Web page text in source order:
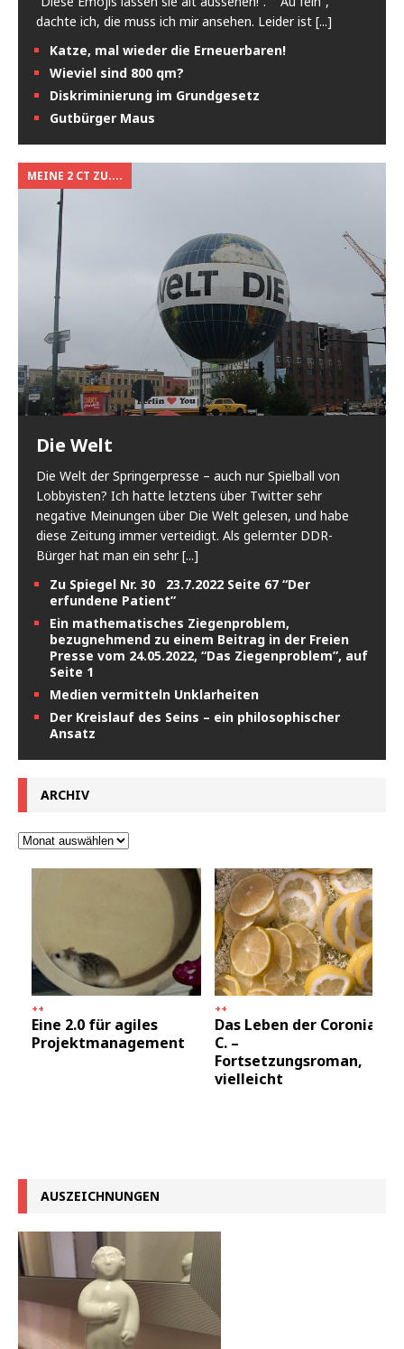
dachte ich, die muss ich mir ansehen. Leider ist [...]
Katze, mal wieder die Erneuerbaren!
Wieviel sind 800 qm?
Diskriminierung im Grundgesetz
Gutbürger Maus
MEINE 2 CT ZU....
Die Welt
Die Welt der Springerpresse – auch nur Spielball von
Lobbyisten? Ich hatte letztens über Twitter sehr
negative Meinungen über Die Welt gelesen, und habe
diese Zeitung immer verteidigt. Als gelernter DDR-
Bürger hat man ein sehr[...]
Zu Spiegel Nr. 30 23.7.2022 Seite 67 “Der
erfundene Patient”
Ein mathematisches Ziegenproblem,
bezugnehmend zu einem Beitrag in der Freien
Presse vom 24.05.2022, “Das Ziegenproblem”, auf
Seite 1
Medien vermitteln Unklarheiten
Der Kreislauf des Seins – ein philosophischer
Ansatz
ARCHIV
++
Eine 2.0 für agiles
Projektmanagement
++
Das Leben der Coronia
C. –
Fortsetzungsroman,
vielleicht
AUSZEICHNUNGEN